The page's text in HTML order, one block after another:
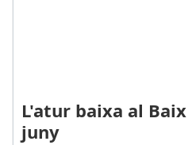
L'atur baixa al
juny